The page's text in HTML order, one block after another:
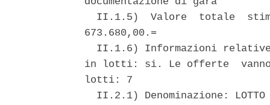
II.1.5)  Valore  totale
673.680,00.=
II.1.6) Informazioni
in lotti: si. Le offerte  vanno
lotti: 7
II.2.1) Denominazione: